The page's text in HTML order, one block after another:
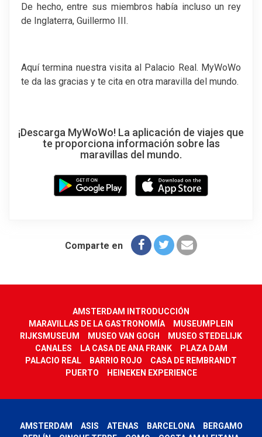
De hecho, entre sus miembros había incluso un rey
de Inglaterra, Guillermo III.
Aquí termina nuestra visita al Palacio Real. MyWoWo
te da las gracias y te cita en otra maravilla del mundo.
¡Descarga MyWoWo! La aplicación de viajes que
te proporciona información sobre las
maravillas del mundo.
Comparte en
AMSTERDAM INTRODUCCIÓN
MARAVILLAS DE LA GASTRONOMÍA
MUSEUMPLEIN
RIJKSMUSEUM
MUSEO VAN GOGH
MUSEO STEDELIJK
CANALES
LA CASA DE ANA FRANK
PLAZA DAM
PALACIO REAL
BARRIO ROJO
CASA DE REMBRANDT
PUERTO
HEINEKEN EXPERIENCE
AMSTERDAM ASIS ATENAS BARCELONA
BERGAMO